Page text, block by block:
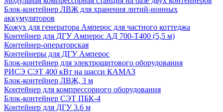
Блок-контейнер ЛВЖ для хранения литий-ионных
аккумуляторов
Кожух для генератора Амперос для частного коттеджа
Контейнер для ДГУ Амперос АД 700-Т400 (5,5 м)
Контейнер-операторская
Контейнеры для ДГУ Амперос
Блок-контейнер для электрощитового оборудования
РИСЭ СЭТ 400 кВт на шасси КАМАЗ
Блок-контейнер ЛВЖ, 3 м
Контейнер для компрессорного оборудования
Блок-контейнер СЭТ ПБК-4
Контейнер для ДГУ 3.6 м